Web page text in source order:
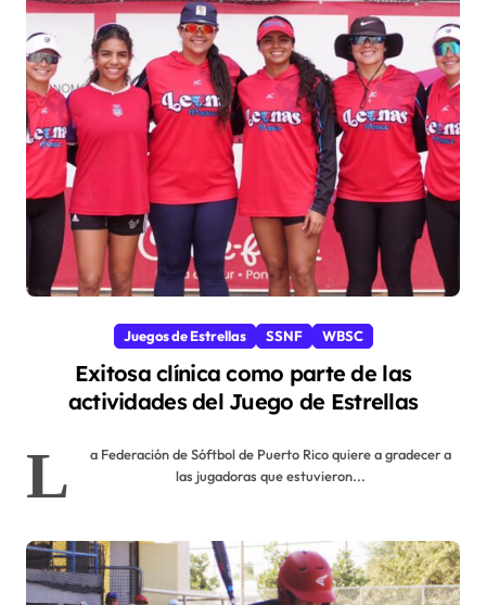
Juegos de Estrellas SSNF WBSC
Exitosa clínica como parte de las
actividades del Juego de Estrellas
L
a Federación de Sóftbol de Puerto Rico quiere a gradecer a
las jugadoras que estuvieron...